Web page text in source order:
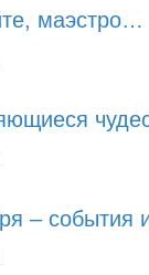
маэстро…
– события